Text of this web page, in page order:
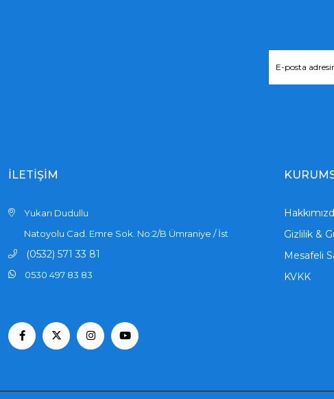
İLETİŞİM
Yukarı Dudullu
Natoyolu Cad. Emre Sok. No:2/B Ümraniye / İst
(0532) 571 33 81
0530 497 83 83
Gizlilik &
Mesafeli
KVKK